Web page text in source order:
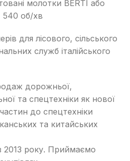
молотки BERTI або
об/хв
для лісового, сільського
служб італійського
дорожньої,
та спецтехніки як нової
до спецтехніки
та китайських
року. Приймаємо